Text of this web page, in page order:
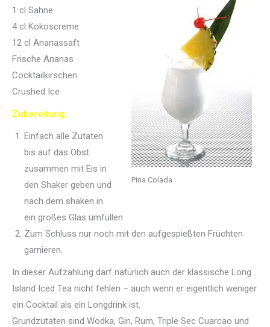
Pina Colada
1 cl Sahne
4 cl Kokoscreme
12 cl Ananassaft
Frische Ananas
Cocktailkirschen
Crushed Ice
Zubereitung:
Einfach alle Zutaten
bis auf das Obst
zusammen mit Eis in
den Shaker geben und
nach dem shaken in
ein großes Glas umfüllen.
Zum Schluss nur noch mit den aufgespießten Früchten
garnieren.
In dieser Aufzählung darf natürlich auch der klassische Long
Island Iced Tea nicht fehlen – auch wenn er eigentlich weniger
ein Cocktail als ein Longdrink ist.
Grundzutaten sind Wodka, Gin, Rum, Triple Sec Cuarcao und